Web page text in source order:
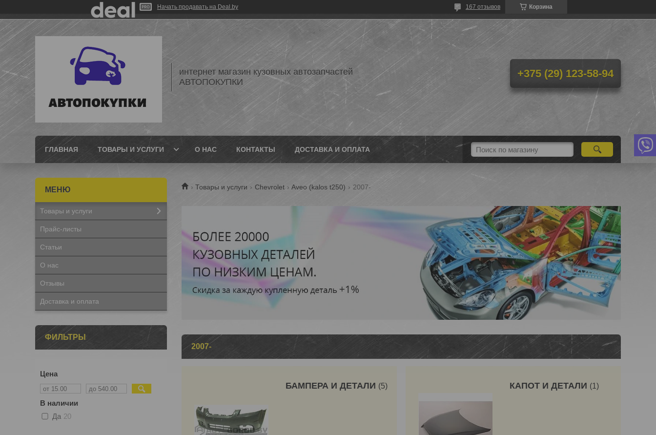
Начать продавать на Deal.by Корзина
167 отзывов
интернет магазин кузовных автозапчастей
АВТОПОКУПКИ
+375 (29) 123-58-94
ГЛАВНАЯ ТОВАРЫ И УСЛУГИ О НАС КОНТАКТЫ ДОСТАВКА И ОПЛАТА
Товары и услуги Chevrolet Aveo (kalos t250) 2007-
2007-
БАМПЕРА И ДЕТАЛИ 5 КАПОТ И ДЕТАЛИ 1
Товары и услуги
Прайс-листы
Статьи
О нас
Отзывы
Доставка и оплата
ФИЛЬТРЫ
Цена
В наличии
Да 20